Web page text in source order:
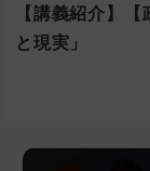
【講義紹介】
と現実」